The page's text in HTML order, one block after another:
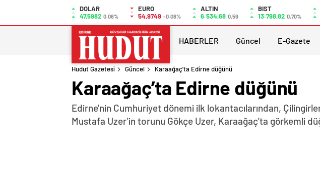
DOLAR
47,5982 0.06%
EURO
54,9749 -0.08%
ALTIN
6.534,68 0,59
BIST
13.798,82 0,70%
HABERLER Güncel E-Gazete
Hudut Gazetesi Güncel Karaağaç’ta Edirne düğünü
Karaağaç’ta Edirne düğünü
Edirne'nin Cumhuriyet dönemi ilk lokantacılarından,
Mustafa Uzer'in torunu Gökçe Uzer, Karaağaç'ta görkemli